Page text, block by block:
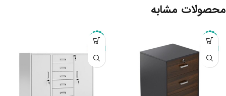
محصولات مشابه
-10%